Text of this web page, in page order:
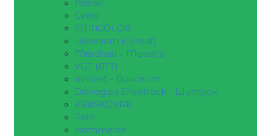
Adesiv
Certa
FINNCOLOR
Церезит (Ceresit)
Marshall - Maestro
VGT (ВГТ)
Vincent - Винсент
Danogips Sheetrock - Шитрок
KRASKOVAR
Petri
Hammerite